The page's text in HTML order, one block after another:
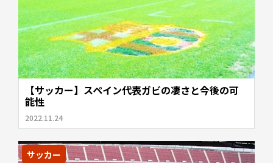
【サッカー】スペイン代表ガビの凄さと今後の可
能性
2022.11.24
サッカー